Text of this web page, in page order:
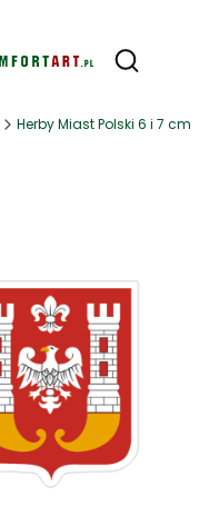
Otwórz
Herby Miast Polski 6 i 7 cm